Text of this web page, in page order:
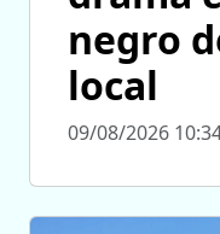
negro
local
09/08/2026